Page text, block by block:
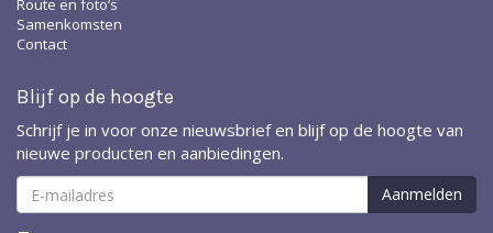
Route en foto’s
Samenkomsten
Contact
Blijf op de hoogte
Schrijf je in voor onze nieuwsbrief en blijf op de hoogte van
nieuwe producten en aanbiedingen.